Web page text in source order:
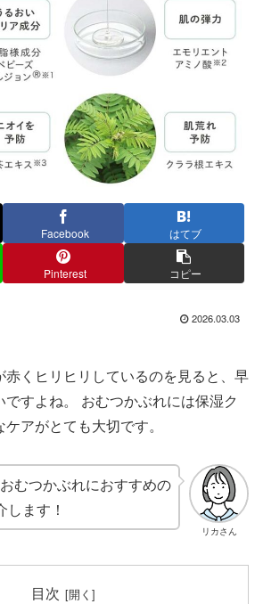
Facebook はてブ
Pinterest コピー
2026.03.03
くヒリヒリしているのを見ると、早
ですよね。 おむつかぶれには保湿ク
アがとても大切です。
リカさん
むつかぶれにおすすめの
ます！
目次